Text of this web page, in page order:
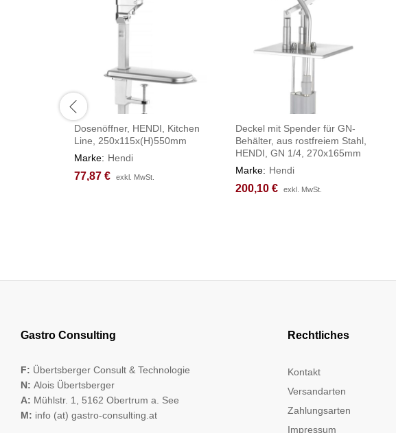
Dosenöffner, HENDI, Kitchen
Line, 250x115x(H)550mm
Marke: Hendi
77,87 € exkl. MwSt.
77,87 € exkl. MwSt.
Deckel mit Spender für GN-
Behälter, aus rostfreiem Stahl,
HENDI, GN 1/4, 270x165mm
Marke: Hendi
200,10 € exkl. MwSt.
200,10 € exkl. MwSt.
Gastro Consulting
F: Übertsberger Consult & Technologie
N: Alois Übertsberger
A: Mühlstr. 1, 5162 Obertrum a. See
M: info (at) gastro-consulting.at
Rechtliches
Kontakt
Versandarten
Zahlungsarten
Impressum